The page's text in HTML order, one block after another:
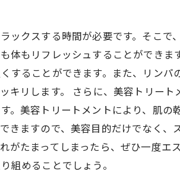
ックスする時間が必要です。そこ
体もリフレッシュすることができ
することができます。また、リン
キリします。 さらに、美容トリー
。美容トリートメントにより、肌
きますので、美容目的だけでなく
がたまってしまったら、ぜひ一度
組めることでしょう。